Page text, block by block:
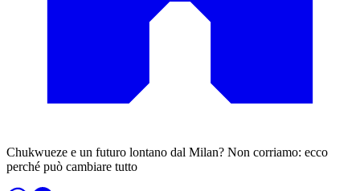
Chukwueze e un futuro lontano dal Milan? Non corriamo: ecco
perché può cambiare tutto